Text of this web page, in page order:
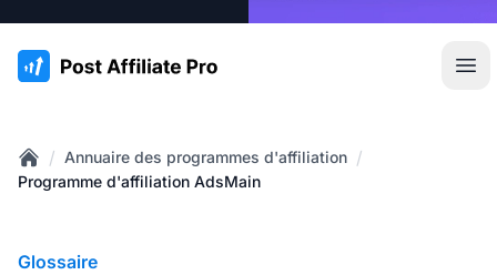
:site.title
Home
/ Annuaire des programmes d'affiliation /
Programme d'affiliation AdsMain
Glossaire